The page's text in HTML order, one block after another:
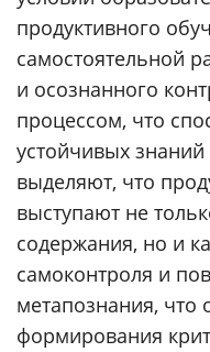
продуктивного
самостоятельной
и осознанного
процессом, что
устойчивых
выделяют, что
выступают не
содержания, но и
самоконтроля и
метапознания, что
формирования